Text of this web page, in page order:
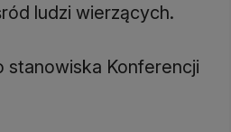
ludzi wierzących.
stanowiska Konferencji